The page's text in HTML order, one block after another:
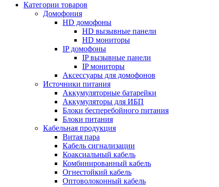
Категории товаров
Домофония
HD домофоны
HD вызывные панели
HD мониторы
IP домофоны
IP вызывные панели
IP мониторы
Аксессуары для домофонов
Источники питания
Аккумуляторные батарейки
Аккумуляторы для ИБП
Блоки бесперебойного питания
Блоки питания
Кабельная продукция
Витая пара
Кабель сигнализации
Коаксиальный кабель
Комбинированный кабель
Огнестойкий кабель
Оптоволоконный кабель